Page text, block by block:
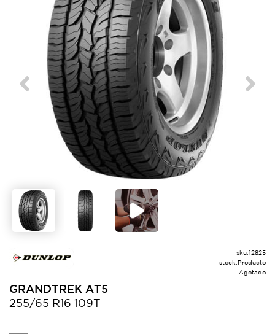
Previous Next
sku:12825
stock:Producto
Agotado
GRANDTREK AT5
255/65 R16 109T